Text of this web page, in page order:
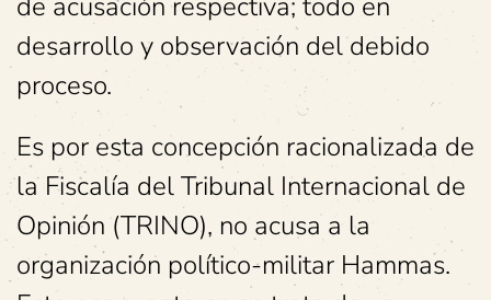
desarrollo y observación del debido
proceso.
Es por esta concepción racionalizada de
la Fiscalía del Tribunal Internacional de
Opinión (TRINO), no acusa a la
organización político-militar Hammas.